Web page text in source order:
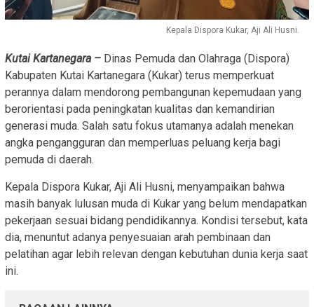
Kepala Dispora Kukar, Aji Ali Husni.
Kutai Kartanegara – Dinas Pemuda dan Olahraga (Dispora)
Kabupaten Kutai Kartanegara (Kukar) terus memperkuat
perannya dalam mendorong pembangunan kepemudaan yang
berorientasi pada peningkatan kualitas dan kemandirian
generasi muda. Salah satu fokus utamanya adalah menekan
angka pengangguran dan memperluas peluang kerja bagi
pemuda di daerah.
Kepala Dispora Kukar, Aji Ali Husni, menyampaikan bahwa
masih banyak lulusan muda di Kukar yang belum mendapatkan
pekerjaan sesuai bidang pendidikannya. Kondisi tersebut, kata
dia, menuntut adanya penyesuaian arah pembinaan dan
pelatihan agar lebih relevan dengan kebutuhan dunia kerja saat
ini.